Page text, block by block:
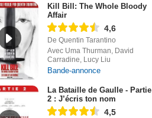
Kill Bill: The Whole Bloody
Affair
4,6
De Quentin Tarantino
Avec Uma Thurman, David
Carradine, Lucy Liu
Bande-annonce
La Bataille de Gaulle - Partie
2 : J’écris ton nom
4,5